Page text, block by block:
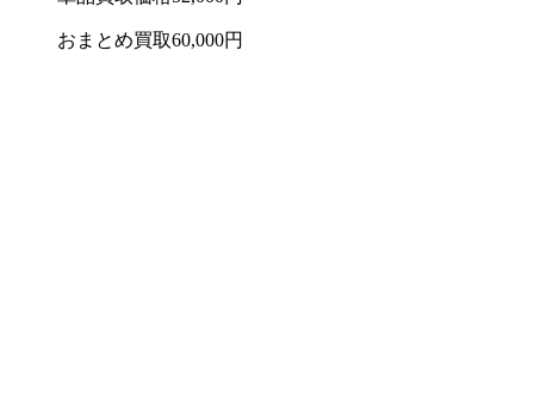
おまとめ買取60,000円